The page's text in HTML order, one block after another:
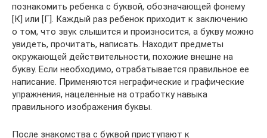
познакомить ребенка с буквой, обозначающей фонему
[К] или [Г]. Каждый раз ребенок приходит к заключению
о том, что звук слышится и произносится, а букву можно
увидеть, прочитать, написать. Находит предметы
окружающей действительности, похожие внешне на
букву. Если необходимо, отрабатывается правильное ее
написание. Применяются неграфические и графические
упражнения, нацеленные на отработку навыка
правильного изображения буквы.
После знакомства с буквой приступают к